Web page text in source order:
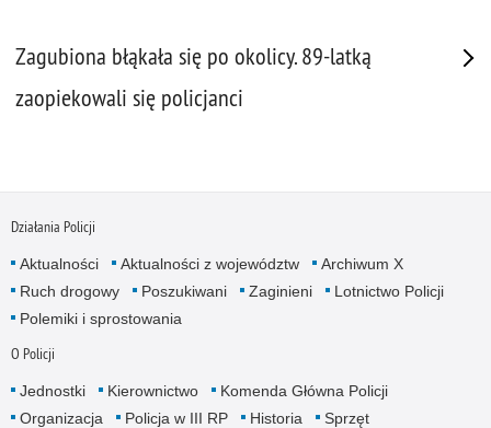
Zagubiona błąkała się po okolicy. 89-latką
zaopiekowali się policjanci
Działania Policji
Aktualności Aktualności z województw
Archiwum X
Ruch drogowy
Poszukiwani Zaginieni
Lotnictwo Policji
Polemiki i sprostowania
O Policji
Jednostki Kierownictwo
Komenda Główna Policji
Organizacja
Policja w III RP Historia
Sprzęt